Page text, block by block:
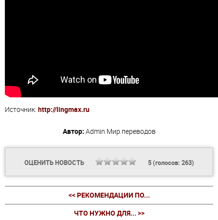
Источник: http://lingmax.ru
Автор: Admin Мир переводов
ОЦЕНИТЬ НОВОСТЬ 5(голосов: 263)
<< РЕКОМЕНДАЦИИ ПО...
ЧТО НУЖНО ДЛЯ... >>